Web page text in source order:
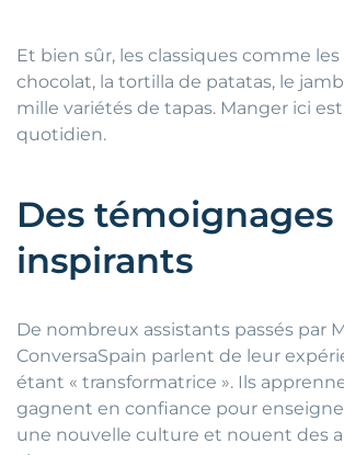
Et bien sûr, les classiques comme
chocolat, la tortilla de patatas, le
mille variétés de tapas. Manger ici
quotidien.
Des témoignages
inspirants
De nombreux assistants passés par
ConversaSpain parlent de leur
étant « transformatrice ». Ils
gagnent en confiance pour
une nouvelle culture et nouent des